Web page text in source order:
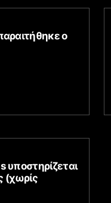
ο
υποστηρίζεται
(χωρίς